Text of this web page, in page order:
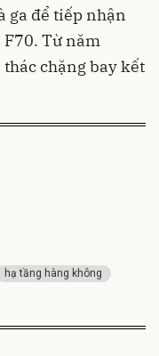
ga để tiếp nhận
F70. Từ năm
chặng bay kết
hạ tầng hàng không